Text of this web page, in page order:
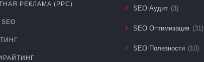
РЕКЛАМА (PPC)
SEO Аудит (3)
SEO Оптимизация (31)
SEO Полезности (10)